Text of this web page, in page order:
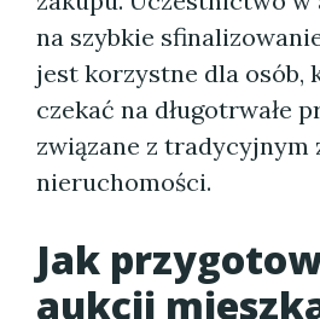
na szybkie
jest korzystne dla osób,
czekać na długotrwałe
związane z tradycyjnym
nieruchomości.
Jak
aukcji